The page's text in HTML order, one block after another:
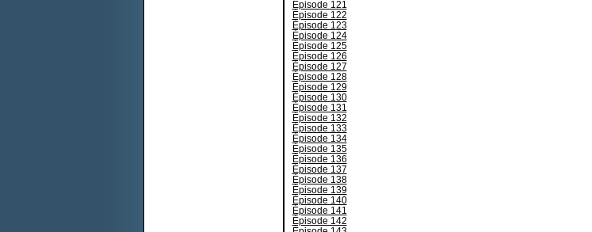
Épisode 121
Épisode 122
Épisode 123
Épisode 124
Épisode 125
Épisode 126
Épisode 127
Épisode 128
Épisode 129
Épisode 130
Épisode 131
Épisode 132
Épisode 133
Épisode 134
Épisode 135
Épisode 136
Épisode 137
Épisode 138
Épisode 139
Épisode 140
Épisode 141
Épisode 142